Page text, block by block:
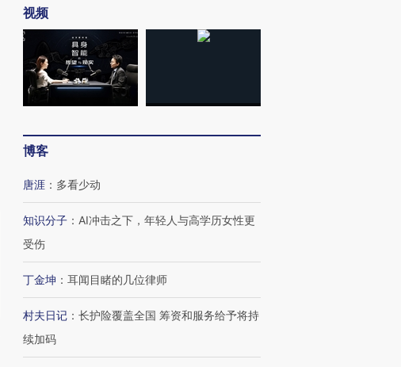
视频
博客
唐涯 ： 多看少动
知识分子 ： AI冲击之下，年轻人与高学历女性更
受伤
丁金坤 ： 耳闻目睹的几位律师
村夫日记 ： 长护险覆盖全国 筹资和服务给予将持
续加码